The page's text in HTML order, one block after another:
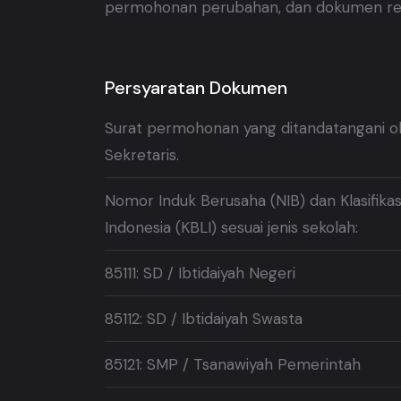
permohonan perubahan, dan dokumen
Persyaratan Dokumen
Surat permohonan yang ditandatangani
Sekretaris.
Nomor Induk Berusaha (NIB) dan
Indonesia (KBLI) sesuai jenis sekolah:
85111: SD / Ibtidaiyah Negeri
85112: SD / Ibtidaiyah Swasta
85121: SMP / Tsanawiyah Pemerintah